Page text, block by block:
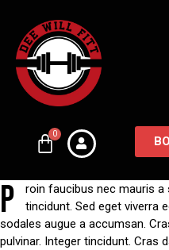
P
roin faucibus nec mauris
tincidunt. Sed eget viverra
sodales augue a accumsan.
pulvinar. Integer tincidunt. Cras